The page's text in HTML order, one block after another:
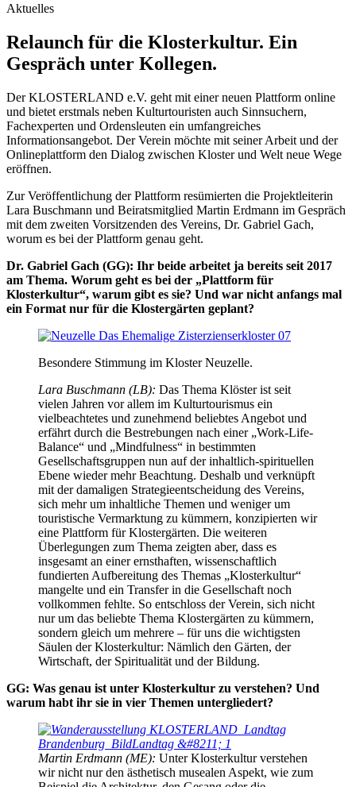
Aktuelles
Relaunch für die Klosterkultur. Ein
Gespräch unter Kollegen.
Der KLOSTERLAND e.V. geht mit einer neuen Plattform online
und bietet erstmals neben Kulturtouristen auch Sinnsuchern,
Fachexperten und Ordensleuten ein umfangreiches
Informationsangebot. Der Verein möchte mit seiner Arbeit und der
Onlineplattform den Dialog zwischen Kloster und Welt neue Wege
eröffnen.
Zur Veröffentlichung der Plattform resümierten die Projektleiterin
Lara Buschmann und Beiratsmitglied Martin Erdmann im Gespräch
mit dem zweiten Vorsitzenden des Vereins, Dr. Gabriel Gach,
worum es bei der Plattform genau geht.
Dr. Gabriel Gach (GG): Ihr beide arbeitet ja bereits seit 2017
am Thema. Worum geht es bei der „Plattform für
Klosterkultur“, warum gibt es sie? Und war nicht anfangs mal
ein Format nur für die Klostergärten geplant?
Besondere Stimmung im Kloster Neuzelle.
Lara Buschmann (LB): Das Thema Klöster ist seit
vielen Jahren vor allem im Kulturtourismus ein
vielbeachtetes und zunehmend beliebtes Angebot und
erfährt durch die Bestrebungen nach einer „Work-Life-
Balance“ und „Mindfulness“ in bestimmten
Gesellschaftsgruppen nun auf der inhaltlich-spirituellen
Ebene wieder mehr Beachtung. Deshalb und verknüpft
mit der damaligen Strategieentscheidung des Vereins,
sich mehr um inhaltliche Themen und weniger um
touristische Vermarktung zu kümmern, konzipierten wir
eine Plattform für Klostergärten. Die weiteren
Überlegungen zum Thema zeigten aber, dass es
insgesamt an einer ernsthaften, wissenschaftlich
fundierten Aufbereitung des Themas „Klosterkultur“
mangelte und ein Transfer in die Gesellschaft noch
vollkommen fehlte. So entschloss der Verein, sich nicht
nur um das beliebte Thema Klostergärten zu kümmern,
sondern gleich um mehrere – für uns die wichtigsten
Säulen der Klosterkultur: Nämlich den Gärten, der
Wirtschaft, der Spiritualität und der Bildung.
GG: Was genau ist unter Klosterkultur zu verstehen? Und
warum habt ihr sie in vier Themen untergliedert?
Martin Erdmann (ME): Unter Klosterkultur verstehen
wir nicht nur den ästhetisch musealen Aspekt, wie zum